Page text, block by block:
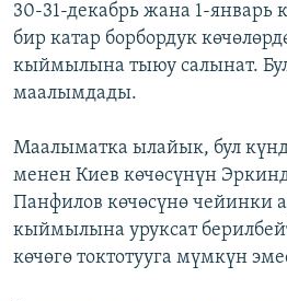
30-31-декабрь жана 1-январь
бир катар борбордук
кыймылына тыюу салынат.
маалымдады.
Маалыматка ылайык, бул
менен Киев көчөсүнүн
Панфилов көчөсүнө чейинки
кыймылына уруксат
көчөгө токтотууга мүмкүн